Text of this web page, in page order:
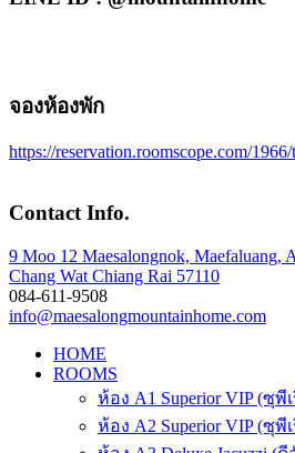
จองห้องพัก
https://reservation.roomscope.com/1966/
Contact Info.
9 Moo 12 Maesalongnok, Maefaluang,
Chang Wat Chiang Rai 57110
084-611-9508
info@maesalongmountainhome.com
HOME
ROOMS
ห้อง A1 Superior VIP (ซุพี
ห้อง A2 Superior VIP (ซุพี